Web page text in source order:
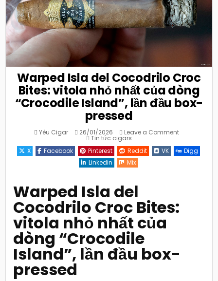
Warped Isla del Cocodrilo Croc
Bites: vitola nhỏ nhất của dòng
“Crocodile Island”, lần đầu box-
pressed
Yêu Cigar 26/01/2026 Leave a Commenton
del
Cocodrilo
Island”,
lần
Posted
Tin tức cigars
X
Facebook Pinterest Reddit VK
Digg
Linkedin
Mix
Warped Isla del
Cocodrilo Croc Bites:
vitola nhỏ nhất của
dòng “Crocodile
Island”, lần đầu box-
pressed